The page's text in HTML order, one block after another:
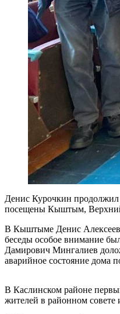
Денис Курочкин продолжил
посещены Кыштым, Верхний
В Кыштыме Денис
беседы особое внимание
Дамирович Мингалиев
аварийное состояние дома
В Каслинском районе
жителей в районном совете